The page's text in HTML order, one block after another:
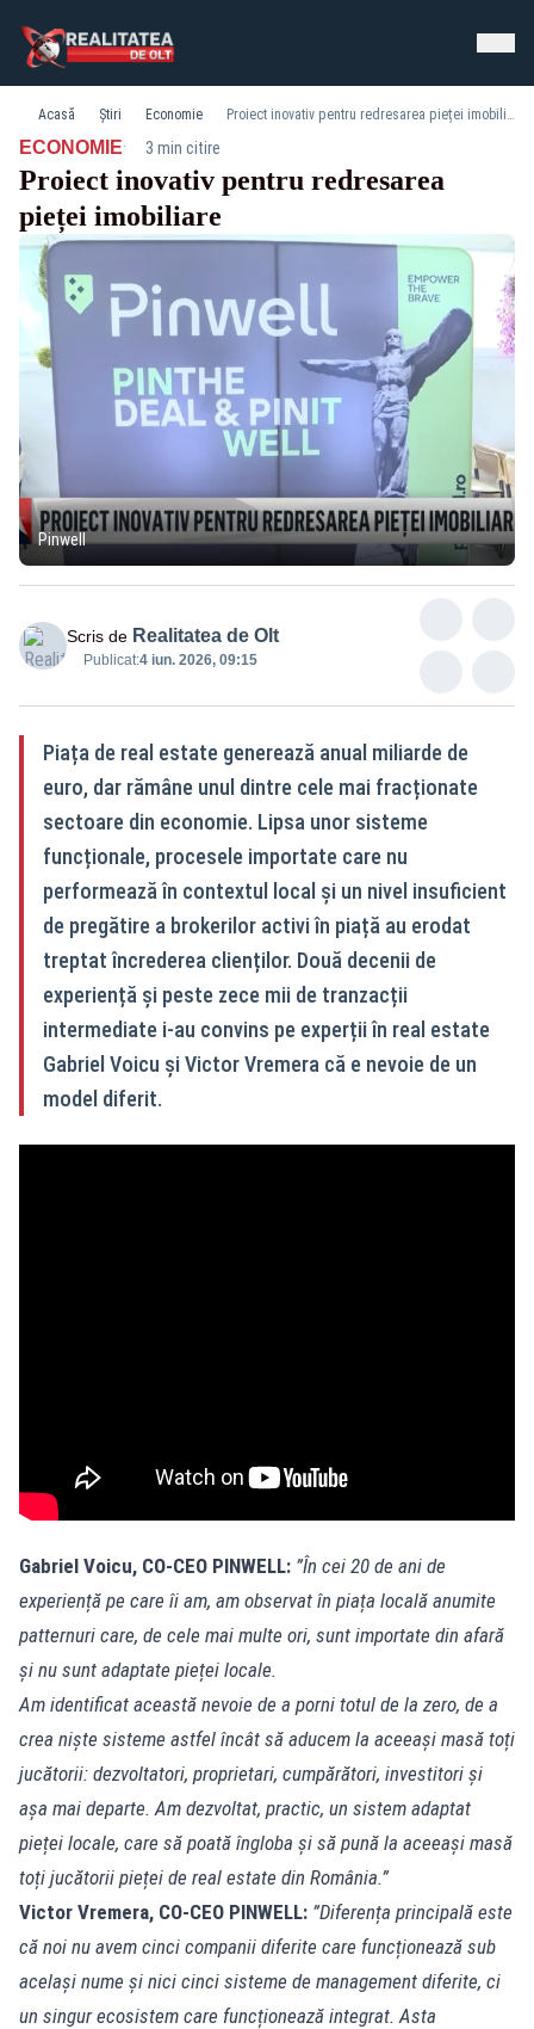
Acasă Știri Economie Proiect inovativ pentru redresarea pieței imobiliare
ECONOMIE· 3 min citire
Proiect inovativ pentru redresarea
pieței imobiliare
Pinwell
Scris de Realitatea de Olt
Publicat:4 iun. 2026, 09:15
Piața de real estate generează anual miliarde de
euro, dar rămâne unul dintre cele mai fracționate
sectoare din economie. Lipsa unor sisteme
funcționale, procesele importate care nu
performează în contextul local și un nivel insuficient
de pregătire a brokerilor activi în piață au erodat
treptat încrederea clienților. Două decenii de
experiență și peste zece mii de tranzacții
intermediate i-au convins pe experții în real estate
Gabriel Voicu și Victor Vremera că e nevoie de un
model diferit.
Gabriel Voicu, CO-CEO PINWELL: ”În cei 20 de ani de
experiență pe care îi am, am observat în piața locală anumite
patternuri care, de cele mai multe ori, sunt importate din afară
și nu sunt adaptate pieței locale.
Am identificat această nevoie de a porni totul de la zero, de a
crea niște sisteme astfel încât să aducem la aceeași masă toți
jucătorii: dezvoltatori, proprietari, cumpărători, investitori și
așa mai departe. Am dezvoltat, practic, un sistem adaptat
pieței locale, care să poată îngloba și să pună la aceeași masă
toți jucătorii pieței de real estate din România.”
Victor Vremera, CO-CEO PINWELL: ”Diferența principală este
că noi nu avem cinci companii diferite care funcționează sub
același nume și nici cinci sisteme de management diferite, ci
un singur ecosistem care funcționează integrat. Asta